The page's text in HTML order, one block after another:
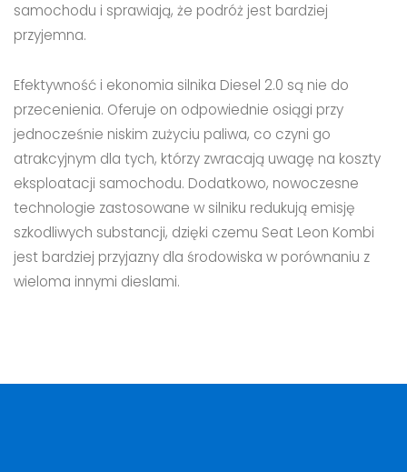
samochodu i sprawiają, że podróż jest bardziej
przyjemna.
Efektywność i ekonomia silnika Diesel 2.0 są nie do
przecenienia. Oferuje on odpowiednie osiągi przy
jednocześnie niskim zużyciu paliwa, co czyni go
atrakcyjnym dla tych, którzy zwracają uwagę na koszty
eksploatacji samochodu. Dodatkowo, nowoczesne
technologie zastosowane w silniku redukują emisję
szkodliwych substancji, dzięki czemu Seat Leon Kombi
jest bardziej przyjazny dla środowiska w porównaniu z
wieloma innymi dieslami.